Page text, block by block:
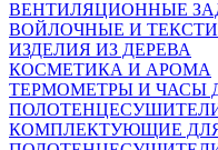
ВЕНТИЛЯЦИОННЫЕ
ВОЙЛОЧНЫЕ И
ИЗДЕЛИЯ ИЗ ДЕРЕВА
КОСМЕТИКА И АРОМА
ТЕРМОМЕТРЫ И ЧАСЫ
КОМПЛЕКТУЮЩИЕ